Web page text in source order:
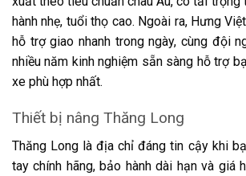
hành nhẹ, tuổi thọ cao. Ngoài ra, Hưng
hỗ trợ giao nhanh trong ngày, cùng đội
nhiều năm kinh nghiệm sẵn sàng hỗ trợ
xe phù hợp nhất.
Thiết bị nâng Thăng Long
Thăng Long là địa chỉ đáng tin cậy khi
tay chính hãng, bảo hành dài hạn và giá